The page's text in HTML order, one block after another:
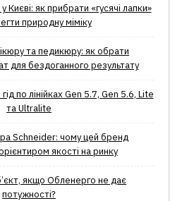
як прибрати «гусячі лапки»
природну міміку
та педикюру: як обрати
для бездоганного результату
по лінійках Gen 5.7, Gen 5.6, Lite
та Ultralite
Schneider: чому цей бренд
якості на ринку
якщо Обленерго не дає
потужності?